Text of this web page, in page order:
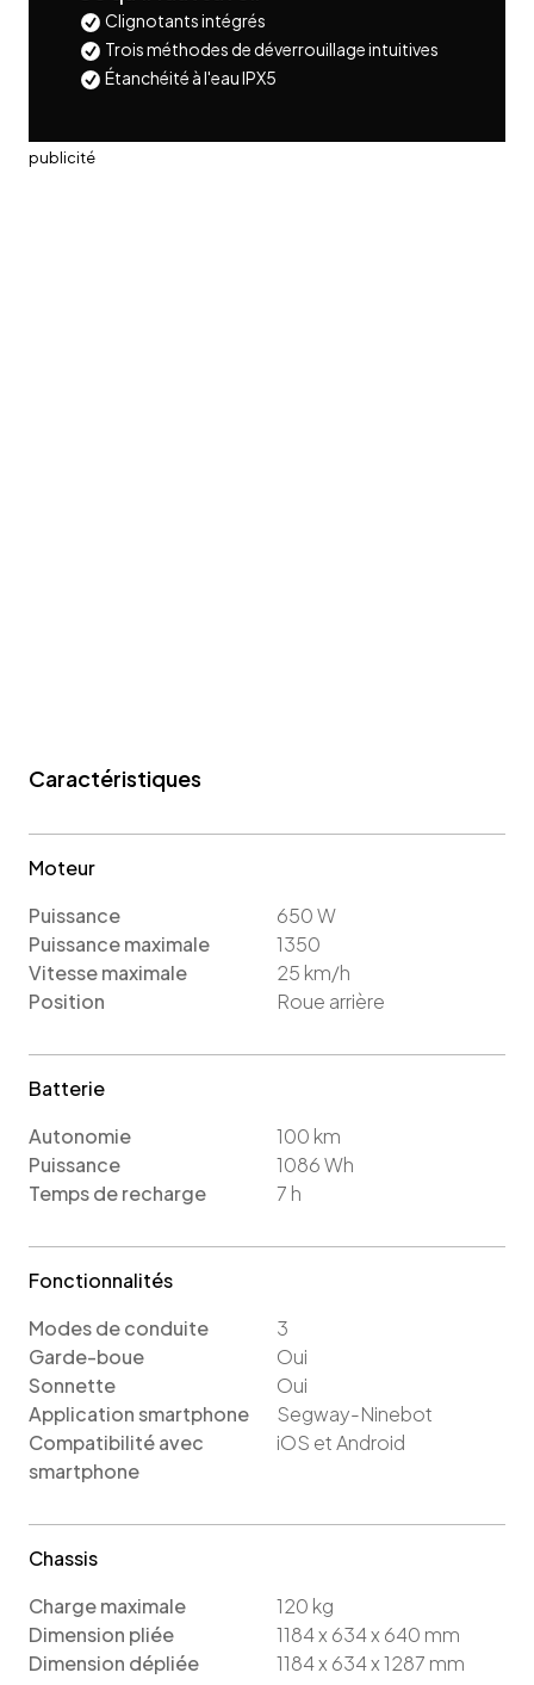
Clignotants intégrés
Trois méthodes de déverrouillage intuitives
Étanchéité à l'eau IPX5
publicité
Caractéristiques
Moteur
Puissance
650W
Puissance maximale
1350
Vitesse maximale
25 km/h
Position
Roue arrière
Batterie
Autonomie
100 km
Puissance
1086Wh
Temps de recharge
7 h
Fonctionnalités
Modes de conduite
3
Garde-boue
Oui
Sonnette
Oui
Application smartphone
Segway-Ninebot
Compatibilité avec
smartphone
iOS et Android
Chassis
Charge maximale
120 kg
Dimension pliée
1184 x 634 x 640 mm
Dimension dépliée
1184 x 634 x 1287 mm